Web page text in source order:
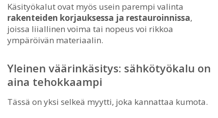
Käsityökalut ovat myös usein parempi valinta
rakenteiden korjauksessa ja restauroinnissa,
joissa liiallinen voima tai nopeus voi rikkoa
ympäröivän materiaalin.
Yleinen väärinkäsitys: sähkötyökalu on
aina tehokkaampi
Tässä on yksi selkeä myytti, joka kannattaa kumota.